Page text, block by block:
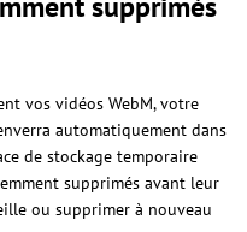
vos vidéos WebM, votre
automatiquement dans
de stockage temporaire
supprimés avant leur
ou supprimer à nouveau